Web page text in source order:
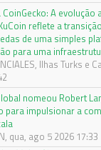
A evolução
reflete a
de uma simples
para uma
Ilhas Turks e
nomeou Robert
para impulsionar a
qua, ago 5 2026 17:33